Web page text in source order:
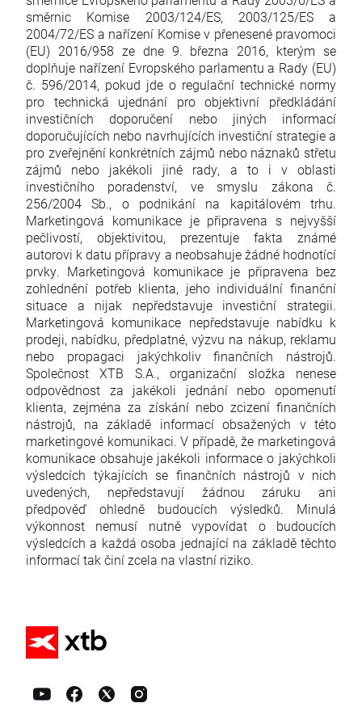
směrnic Komise 2003/124/ES, 2003/125/ES a
2004/72/ES a nařízení Komise v přenesené pravomoci
(EU) 2016/958 ze dne 9. března 2016, kterým se
doplňuje nařízení Evropského parlamentu a Rady (EU)
č. 596/2014, pokud jde o regulační technické normy
pro technická ujednání pro objektivní předkládání
investičních doporučení nebo jiných informací
doporučujících nebo navrhujících investiční strategie a
pro zveřejnění konkrétních zájmů nebo náznaků střetu
zájmů nebo jakékoli jiné rady, a to i v oblasti
investičního poradenství, ve smyslu zákona č.
256/2004 Sb., o podnikání na kapitálovém trhu.
Marketingová komunikace je připravena s nejvyšší
pečlivostí, objektivitou, prezentuje fakta známé
autorovi k datu přípravy a neobsahuje žádné hodnotící
prvky. Marketingová komunikace je připravena bez
zohlednění potřeb klienta, jeho individuální finanční
situace a nijak nepředstavuje investiční strategii.
Marketingová komunikace nepředstavuje nabídku k
prodeji, nabídku, předplatné, výzvu na nákup, reklamu
nebo propagaci jakýchkoliv finančních nástrojů.
Společnost XTB S.A., organizační složka nenese
odpovědnost za jakékoli jednání nebo opomenutí
klienta, zejména za získání nebo zcizení finančních
nástrojů, na základě informací obsažených v této
marketingové komunikaci. V případě, že marketingová
komunikace obsahuje jakékoli informace o jakýchkoli
výsledcích týkajících se finančních nástrojů v nich
uvedených, nepředstavují žádnou záruku ani
předpověď ohledně budoucích výsledků. Minulá
výkonnost nemusí nutně vypovídat o budoucích
výsledcích a každá osoba jednající na základě těchto
informací tak činí zcela na vlastní riziko.